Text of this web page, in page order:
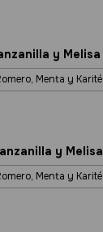
y Melisa
Menta y Karité
y Melisa
Menta y Karité